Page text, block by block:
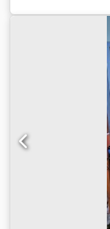
Tryklufttørrer
Årstal: 2015
Producent:
Djdpfx Aszaum
nyt!!!